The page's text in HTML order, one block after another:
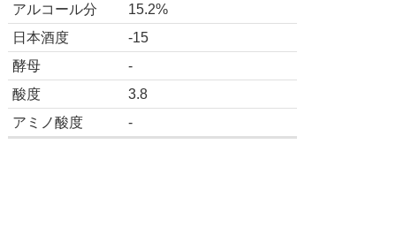
アルコール分
15.2%
日本酒度
-15
酵母
-
酸度
3.8
アミノ酸度
-